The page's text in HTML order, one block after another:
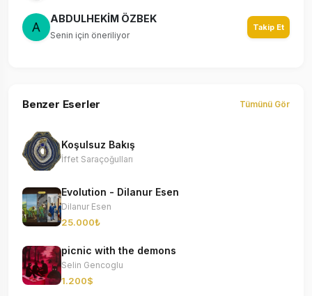
ABDULHEKİM ÖZBEK
Senin için öneriliyor
Takip Et
Benzer Eserler Tümünü Gör
Koşulsuz Bakış
İffet Saraçoğulları
Evolution - Dilanur Esen
Dilanur Esen
25.000₺
picnic with the demons
Selin Gencoglu
1.200$